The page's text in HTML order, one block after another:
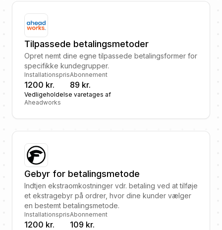
Tilpassede betalingsmetoder
Opret nemt dine egne tilpassede betalingsformer for
specifikke kundegrupper.
Installationspris
1200 kr.
Abonnement
89 kr.
Vedligeholdelse varetages af
Aheadworks
Gebyr for betalingsmetode
Indtjen ekstraomkostninger vdr. betaling ved at tilføje
et ekstragebyr på ordrer, hvor dine kunder vælger
en bestemt betalingsmetode.
Installationspris
1200 kr.
Abonnement
109 kr.